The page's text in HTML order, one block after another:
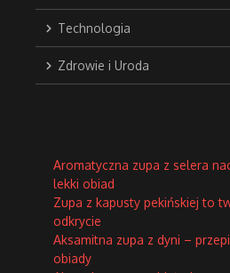
Technologia
Zdrowie i Uroda
Aromatyczna zupa z selera
lekki obiad
Zupa z kapusty pekińskiej to
odkrycie
Aksamitna zupa z dyni –
obiady